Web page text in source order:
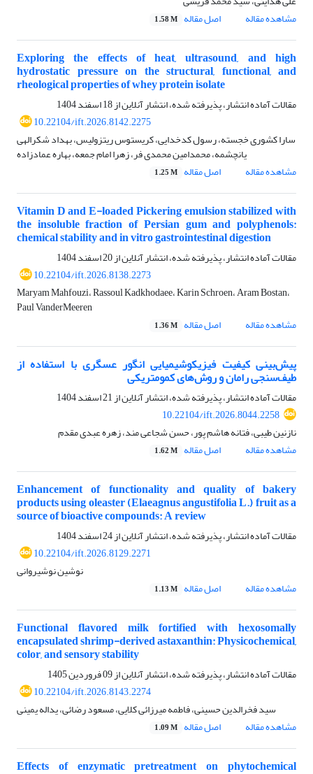
مشاهده مقاله
اصل مقاله 1.58 M
Exploring the effects of heat, ultrasound, and high
hydrostatic pressure on the structural, functional, and
rheological properties of whey protein isolate
مقالات آماده انتشار، پذیرفته شده، انتشار آنلاین از18 اسفند 1404
10.22104/ift.2026.8142.2275
سارا کشوری خجسته، رسول کدخدایی، کریستوس ریتزولیس، بهداد شکرالهی
یانچشمه، محمدامین محمدی فر، زهرا امام جمعه، بهاره عمادزاده
مشاهده مقاله
اصل مقاله 1.25 M
Vitamin D and E-loaded Pickering emulsion stabilized with
the insoluble fraction of Persian gum and polyphenols:
chemical stability and in vitro gastrointestinal digestion
مقالات آماده انتشار، پذیرفته شده، انتشار آنلاین از20 اسفند 1404
10.22104/ift.2026.8138.2273
Maryam Mahfouzi، Rassoul Kadkhodaee، Karin Schroen، Aram Bostan،
Paul VanderMeeren
مشاهده مقاله
اصل مقاله 1.36 M
پیش‌بینی کیفیت فیزیکوشیمیایی انگور عسگری با استفاده از
طیف‌سنجی رامان و روش‌های کمومتریکی
مقالات آماده انتشار، پذیرفته شده، انتشار آنلاین از21 اسفند 1404
10.22104/ift.2026.8044.2258
نازنین طیبی، فتانه هاشم پور، حسن شجاعی مند، زهره عبدی مقدم
مشاهده مقاله
اصل مقاله 1.62 M
Enhancement of functionality and quality of bakery
products using oleaster (Elaeagnus angustifolia L.) fruit as a
source of bioactive compounds: A review
مقالات آماده انتشار، پذیرفته شده، انتشار آنلاین از24 اسفند 1404
10.22104/ift.2026.8129.2271
نوشین نوشیروانی
مشاهده مقاله
اصل مقاله 1.13 M
Functional flavored milk fortified with hexosomally
encapsulated shrimp-derived astaxanthin: Physicochemical,
color, and sensory stability
مقالات آماده انتشار، پذیرفته شده، انتشار آنلاین از09 فروردین 1405
10.22104/ift.2026.8143.2274
سید فخرالدین حسینی، فاطمه میرزائی کلایی، مسعود رضائی، یداله یمینی
مشاهده مقاله
اصل مقاله 1.09 M
Effects of enzymatic pretreatment on phytochemical